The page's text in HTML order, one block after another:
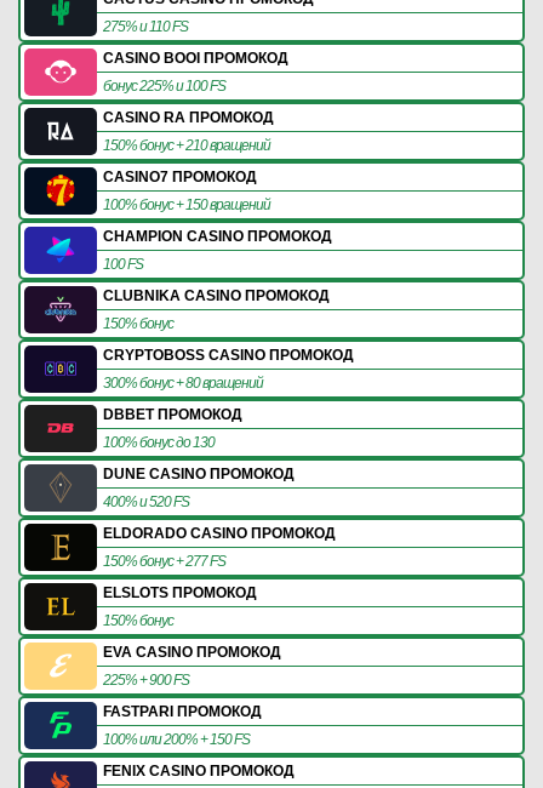
275% и 110 FS
CASINO BOOI ПРОМОКОД
бонус 225% и 100 FS
CASINO RA ПРОМОКОД
150% бонус + 210 вращений
CASINO7 ПРОМОКОД
100% бонус + 150 вращений
CHAMPION CASINO ПРОМОКОД
100 FS
CLUBNIKA CASINO ПРОМОКОД
150% бонус
CRYPTOBOSS CASINO ПРОМОКОД
300% бонус + 80 вращений
DBBET ПРОМОКОД
100% бонус до 130
DUNE CASINO ПРОМОКОД
400% и 520 FS
ELDORADO CASINO ПРОМОКОД
150% бонус + 277 FS
ELSLOTS ПРОМОКОД
150% бонус
EVA CASINO ПРОМОКОД
225% + 900 FS
FASTPARI ПРОМОКОД
100% или 200% + 150 FS
FENIX CASINO ПРОМОКОД